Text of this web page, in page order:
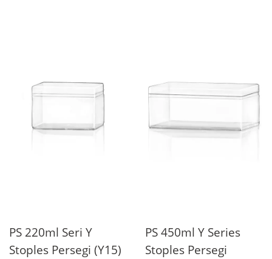
PS 220ml Seri Y
Stoples Persegi (Y15)
PS 450ml Y Series
Stoples Persegi